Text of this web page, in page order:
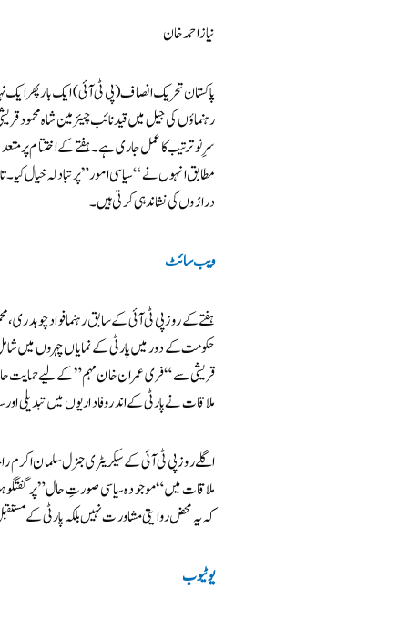
نیاز احمد خان
پاکستان تحریک انصاف (پی ٹی آئی) ایک بار پھر
رہنماؤں کی جیل میں قید نائب چیئرمین شاہ محمود
سرِ نو ترتیب کا عمل جاری ہے۔ ہفتے کے اختتام پر
مطابق انہوں نے “سیاسی امور” پر تبادلہ خیال
دراڑوں کی نشاندہی کرتی ہیں۔
ویب سائٹ
ہفتے کے روز پی ٹی آئی کے سابق رہنما فواد
حکومت کے دور میں پارٹی کے نمایاں چہروں میں
قریشی سے “فری عمران خان مہم” کے لیے حمایت
ملاقات نے پارٹی کے اندر وفاداریوں میں تبدیلی
اگلے روز پی ٹی آئی کے سیکریٹری جنرل سلمان اکرم
ملاقات میں “موجودہ سیاسی صورتِ حال” پر گفتگو
کہ یہ محض روایتی مشاورت نہیں بلکہ پارٹی کے
یوٹیوب